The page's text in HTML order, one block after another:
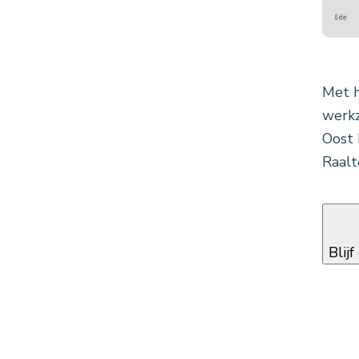
Met
Oost
Blijf